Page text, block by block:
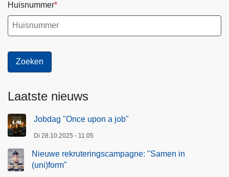
Huisnummer
Laatste nieuws
Jobdag "Once upon a job"
Di 28.10.2025 - 11:05
Nieuwe rekruteringscampagne: "Samen in
(uni)form"